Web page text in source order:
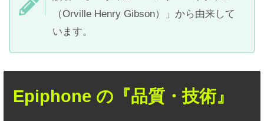
（Orville Henry Gibson）」から由来して
います。
Epiphone の『品質・技術』